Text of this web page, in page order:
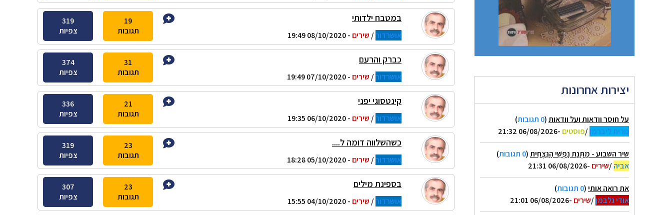
יצירות אחרונות
על חוסר וודאות ועל וודאות(0 תגובות
)
נורית ליברמן/פוסטים -06/08/2026 21:32
שיר השבוע - מַתְּנַת נַפְשִׁי הַנִּצְחִית(0 תגובות
)
אביה/שירים -06/08/2026 21:31
את רואה אותי(0 תגובות
)
אודי גלבמן/שירים -06/08/2026 21:01
במטבח ילדותי
אושרדור/שירים - 08/10/2020 19:49
19
תגובות
319
צפיות
כברק והרעם
אושרדור/שירים - 07/10/2020 19:49
31
תגובות
374
צפיות
קינטסוגי יפני
אושרדור/שירים - 06/10/2020 19:35
21
תגובות
336
צפיות
כשהשלווה דומה ל....
אושרדור/שירים - 05/10/2020 18:28
23
תגובות
319
צפיות
בספינת מילים
אושרדור/שירים - 04/10/2020 15:55
23
תגובות
307
צפיות